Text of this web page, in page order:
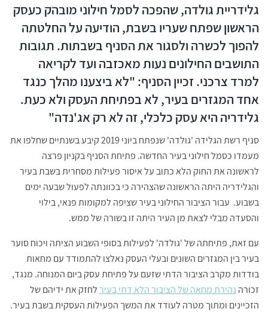
גלידריית גולדה, שהפכה לסמל חילוני מובהק כעסק
הראשון שפתח שעריו בשבת, הודיעה על החלטתה
להפוך לכשרה ולסגור את הסניף בשבתות. תגובות
התושבים החילונים נעות מאכזבה ועד לקריאה
למרד צרכני. זכיין הסניף: "לא ביצענו מהלך כנגד
אחד המגזרים בעיר, לא בפתיחת העסק ולא כעת.
גלידריה היא עסק כלכלי, זה לא רק אג'נדה"
סניף רשת הגלידה 'גולדה' שנפתח ביוני 2019 קיבע בשנתיים שחלפו את
מעמדו כסמל חילוני בעיר החדשה. פתיחת הסניף בקניון פרצה
לראשונה את החוק הלא כתוב על איסור פעילות מסחרית בשבת בעיר
והגלידריה היתה הראשונה שהצהירה כי בכוונתה לפעול שבעה ימים
בשבוע. עבור הציבור החילוני בעיר שציפה למקומות פנאי, בילוי
והסעדה מבלי לצאת מן העיר היתה זו בשורה של ממש.
עם זאת, פתיחתה של 'גולדה' לפעילות בסופי השבוע הציתה ויכוח סוער
בעיר בין המגזרים השונים ובעלי העסק נאלצו להתמודד עם מחאות
בודדות מקרב הציבור הדתי שזעם על פתיחת עסק ביום המנוחה. מנגד,
זכורה נהירת מחאה של הציבור הלא דתי בעירלחזק את ידיהם של
הזכיינים ומתוך מטרה לעודד את המשך הפעילות העסקית בשבת בעיר.